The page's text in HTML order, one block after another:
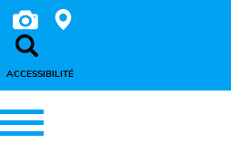
ACCESSIBILITÉ